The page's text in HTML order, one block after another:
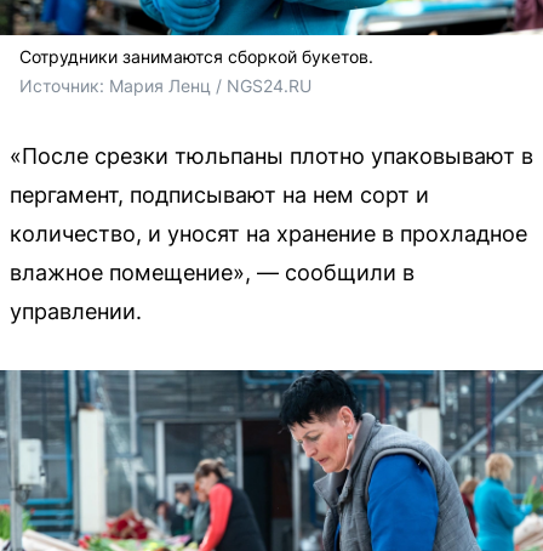
Сотрудники занимаются сборкой букетов.
Источник: Мария Ленц / NGS24.RU
«После срезки тюльпаны плотно упаковывают в
пергамент, подписывают на нем сорт и
количество, и уносят на хранение в прохладное
влажное помещение», — сообщили в
управлении.